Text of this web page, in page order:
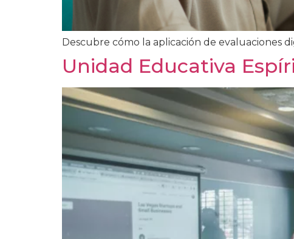
Descubre cómo la aplicación de evaluaciones
Unidad Educativa